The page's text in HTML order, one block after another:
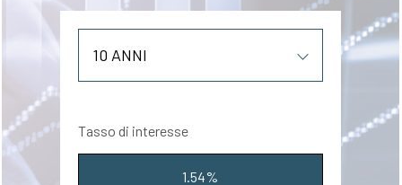
Tasso di interesse
1.54%